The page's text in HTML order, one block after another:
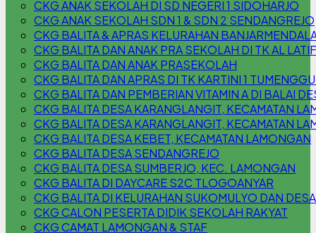
CKG ANAK SEKOLAH DI SD NEGERI 1 SIDOHARJO
CKG ANAK SEKOLAH SDN 1 & SDN 2 SENDANGREJO
CKG BALITA & APRAS KELURAHAN
CKG BALITA DAN ANAK PRA SEKOLAH DI TK AL
CKG BALITA DAN ANAK PRASEKOLAH
CKG BALITA DAN APRAS DI TK KARTINI 1
CKG BALITA DAN PEMBERIAN VITAMIN A DI BALAI
CKG BALITA DESA KARANGLANGIT, KECAMATAN
CKG BALITA DESA KARANGLANGIT, KECAMATAN
CKG BALITA DESA KEBET, KECAMATAN LAMONGAN
CKG BALITA DESA SENDANGREJO
CKG BALITA DESA SUMBERJO, KEC. LAMONGAN
CKG BALITA DI DAYCARE S2C TLOGOANYAR
CKG BALITA DI KELURAHAN SUKOMULYO DAN
CKG CALON PESERTA DIDIK SEKOLAH RAKYAT
CKG CAMAT LAMONGAN & STAF